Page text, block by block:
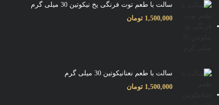
سالت با طعم توت فرنگی یخ نیکوتین 30 میلی گرم
1,500,000 تومان
سالت با طعم نعنانیکوتین 30 میلی گرم
1,500,000 تومان